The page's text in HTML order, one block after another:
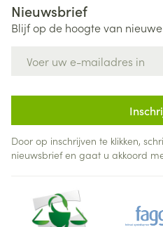
Nieuwsbrief
Blijf op de hoogte van
Door op inschrijven te klikken,
nieuwsbrief en gaat u akkoord